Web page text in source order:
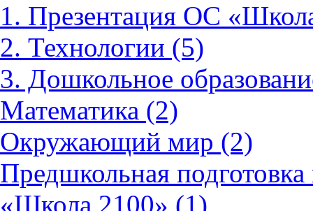
1. Презентация ОС
2. Технологии (5)
3. Дошкольное
Математика (2)
Окружающий мир (2)
Предшкольная
«Школа 2100» (1)